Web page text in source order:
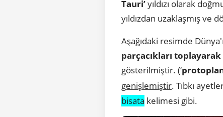
Tauri’yıldızı olarak
yıldızdan uzaklaşmış ve
Aşağıdaki resimde
parçacıkları toplayarak
gösterilmiştir. (‘
genişlemiştir. Tıbkı
bisata kelimesi gibi.